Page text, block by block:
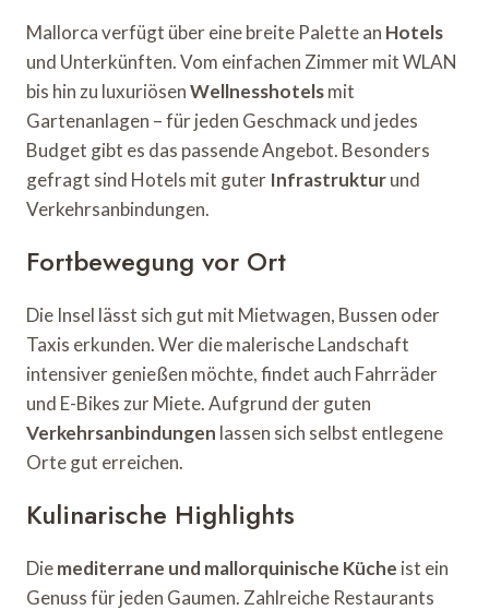
Mallorca verfügt über eine breite Palette an Hotels
und Unterkünften. Vom einfachen Zimmer mit WLAN
bis hin zu luxuriösenWellnesshotelsmit
Gartenanlagen – für jeden Geschmack und jedes
Budget gibt es das passende Angebot. Besonders
gefragt sind Hotels mit guter Infrastrukturund
Verkehrsanbindungen.
Fortbewegung vor Ort
Die Insel lässt sich gut mit Mietwagen, Bussen oder
Taxis erkunden. Wer die malerische Landschaft
intensiver genießen möchte, findet auch Fahrräder
und E-Bikes zur Miete. Aufgrund der guten
Verkehrsanbindungen lassen sich selbst entlegene
Orte gut erreichen.
Kulinarische Highlights
Diemediterrane und mallorquinische Küche ist ein
Genuss für jeden Gaumen. Zahlreiche Restaurants